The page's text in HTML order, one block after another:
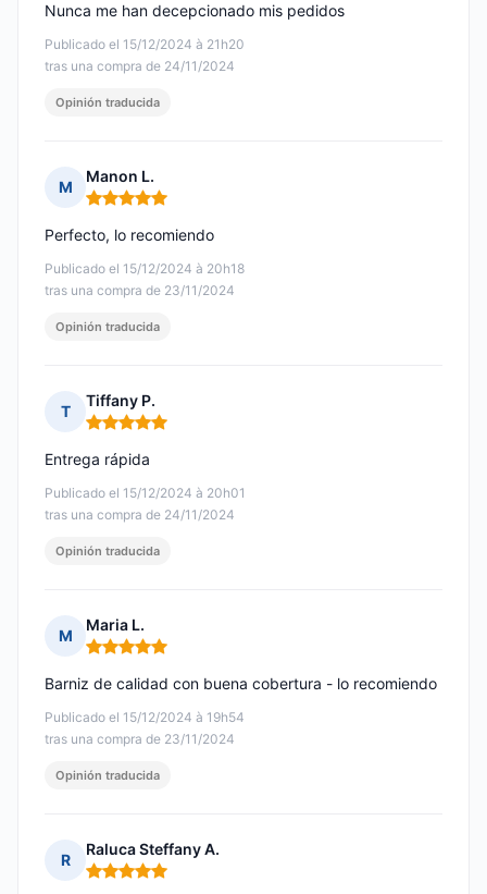
Publicado el 15/12/2024 à 21h20
tras una compra de 24/11/2024
Nunca me han decepcionado mis pedidos
Opinión traducida
M
Manon L.
Nota: 5 de 5
Publicado el 15/12/2024 à 20h18
tras una compra de 23/11/2024
Perfecto, lo recomiendo
Opinión traducida
T
Tiffany P.
Nota: 5 de 5
Publicado el 15/12/2024 à 20h01
tras una compra de 24/11/2024
Entrega rápida
Opinión traducida
M
Maria L.
Nota: 5 de 5
Publicado el 15/12/2024 à 19h54
tras una compra de 23/11/2024
Barniz de calidad con buena cobertura - lo recomiendo
Opinión traducida
R
Raluca Steffany A.
Nota: 5 de 5